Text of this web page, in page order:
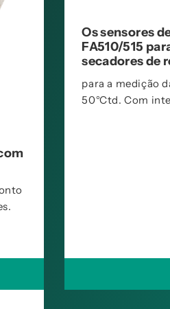
Os sensores
FA510/515
secadores de
para a medição
50°Ctd. Com